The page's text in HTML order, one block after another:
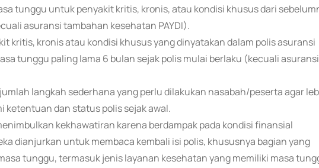
tunggu untuk penyakit kritis, kronis, atau kondisi khusus dari
asuransi tambahan kesehatan PAYDI).
kritis, kronis atau kondisi khusus yang dinyatakan dalam polis asuransi
tunggu paling lama 6 bulan sejak polis mulai berlaku (kecuali asuransi
langkah sederhana yang perlu dilakukan nasabah/peserta agar
ketentuan dan status polis sejak awal.
kekhawatiran karena berdampak pada kondisi finansial
dianjurkan untuk membaca kembali isi polis, khususnya bagian yang
tunggu, termasuk jenis layanan kesehatan yang memiliki masa